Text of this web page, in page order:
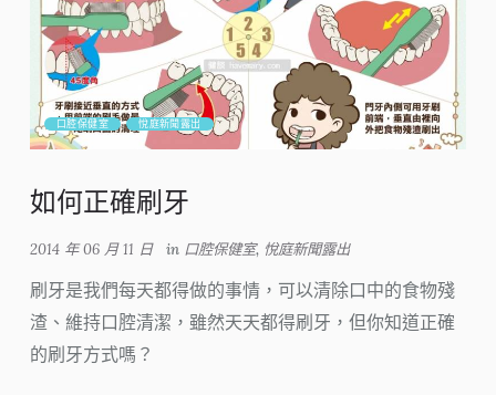
口腔保健室 悅庭新聞露出
如何正確刷牙
2014 年 06 月 11 日 in 口腔保健室, 悅庭新聞露出
刷牙是我們每天都得做的事情，可以清除口中的食物殘
渣、維持口腔清潔，雖然天天都得刷牙，但你知道正確
的刷牙方式嗎？